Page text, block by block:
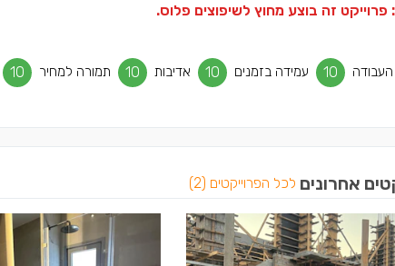
זה בוצע מחוץ לשיפוצים פלוס.
העבודה 10 עמידה בזמנים 10 אדיבות 10 תמורה למחיר 10
אחרונים לכל הפרוייקטים (2)